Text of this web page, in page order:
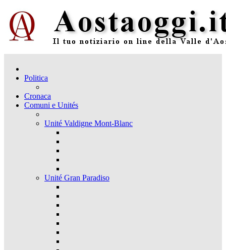
Politica
Cronaca
Comuni e Unités
Unité Valdigne Mont-Blanc
Unité Gran Paradiso